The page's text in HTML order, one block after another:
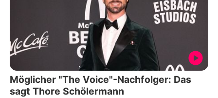
Möglicher "The Voice"-Nachfolger: Das
sagt Thore Schölermann